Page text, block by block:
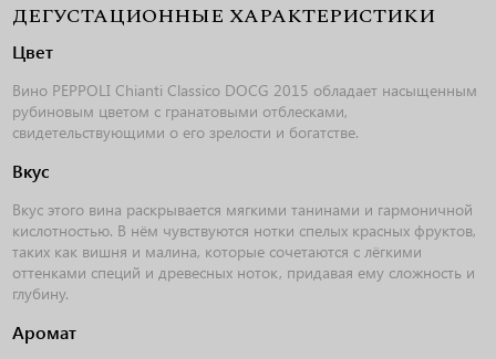
ДЕГУСТАЦИОННЫЕ ХАРАКТЕРИСТИКИ
Цвет
Вино PEPPOLI Chianti Classico DOCG 2015 обладает насыщенным
рубиновым цветом с гранатовыми отблесками,
свидетельствующими о его зрелости и богатстве.
Вкус
Вкус этого вина раскрывается мягкими танинами и гармоничной
кислотностью. В нём чувствуются нотки спелых красных фруктов,
таких как вишня и малина, которые сочетаются с лёгкими
оттенками специй и древесных ноток, придавая ему сложность и
глубину.
Аромат